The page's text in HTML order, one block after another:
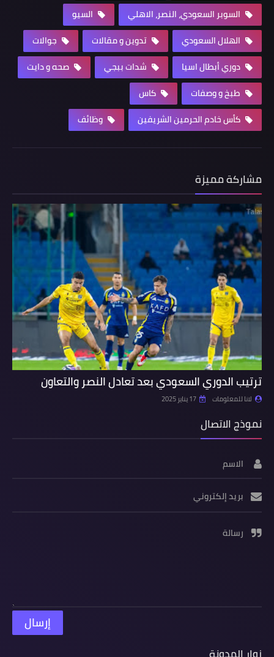
السوبر السعودي، النصر، الاهلي
السيو
الهلال السعودي
تدوين و مقالات
جوالات
دوري أبطال اسيا
شدات ببجي
صحه و دايت
طبخ و وصفات
كاس
كأس خادم الحرمين الشريفين
وظائف
مشاركة مميزة
ترتيب الدوري السعودي بعد تعادل النصر والتعاون
لانا للمعلومات 17 يناير 2025
نموذج الاتصال
الاسم
بريد إلكتروني
رسالة